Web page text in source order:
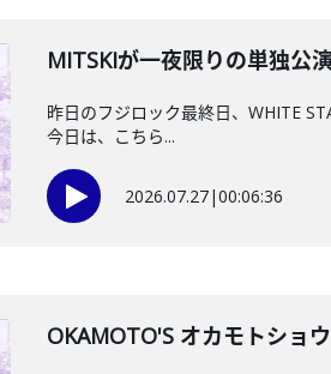
MITSKIが一夜限りの単独公
昨日のフジロック最終日、WHITE
今日は、こちら...
2026.07.27|00:06:36
OKAMOTO'S オカモトショ